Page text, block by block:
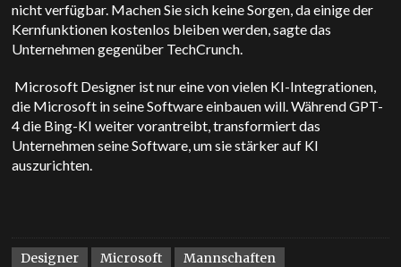
nicht verfügbar. Machen Sie sich keine Sorgen, da einige der
Kernfunktionen kostenlos bleiben werden, sagte das
Unternehmen gegenüber TechCrunch.
Microsoft Designer ist nur eine von vielen KI-Integrationen,
die Microsoft in seine Software einbauen will. Während GPT-
4 die Bing-KI weiter vorantreibt, transformiert das
Unternehmen seine Software, um sie stärker auf KI
auszurichten.
Designer Microsoft Mannschaften